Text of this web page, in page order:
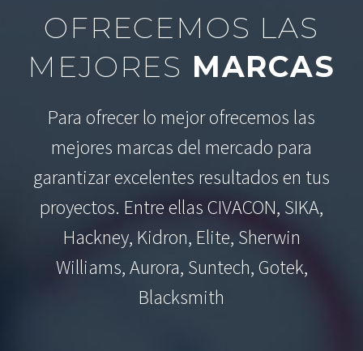
OFRECEMOS LAS
MEJORES MARCAS
Para ofrecer lo mejor ofrecemos las
mejores marcas del mercado para
garantizar excelentes resultados en tus
proyectos. Entre ellas CIVACON, SIKA,
Hackney, Kidron, Elite, Sherwin
Williams, Aurora, Suntech, Gotek,
Blacksmith